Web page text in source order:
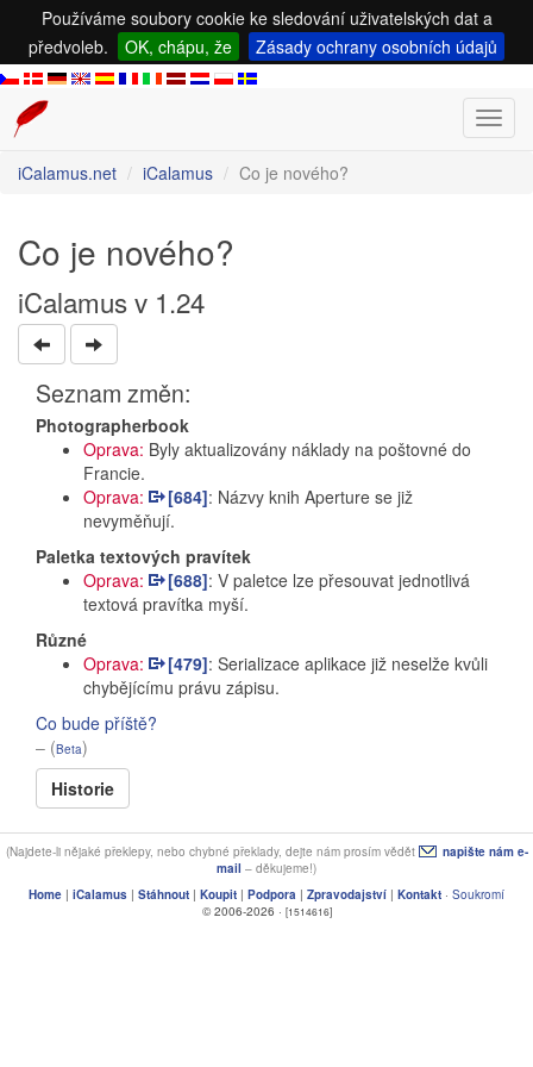
Používáme soubory cookie ke sledování uživatelských dat a
předvoleb.
OK, chápu, že Zásady ochrany osobních údajů
iCalamus.net
iCalamus Co je nového?
Co je nového?
iCalamus v 1.24
Seznam změn:
Photographerbook
Oprava: Byly aktualizovány náklady na poštovné do
Francie.
Oprava:
[684]: Názvy knih Aperture se již
nevyměňují.
Paletka textových pravítek
Oprava:
[688]: V paletce lze přesouvat jednotlivá
textová pravítka myší.
Různé
Oprava:
[479]: Serializace aplikace již neselže kvůli
chybějícímu právu zápisu.
Co bude příště?
– (Beta)
Historie
(Najdete-li nějaké překlepy, nebo chybné překlady, dejte nám prosím vědět
napište nám e-
mail – děkujeme!)
Home | iCalamus | Stáhnout | Koupit | Podpora | Zpravodajství | Kontakt · Soukromí
© 2006-2026 · [1514616]